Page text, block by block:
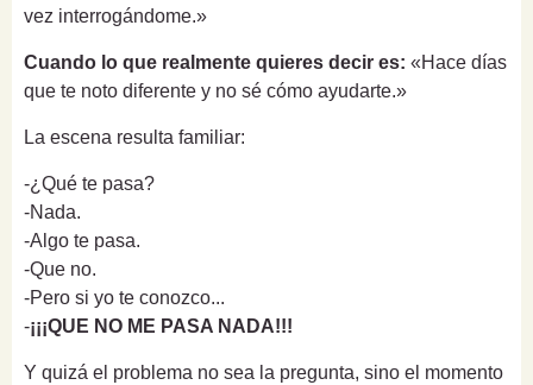
vez interrogándome.»
Cuando lo que realmente quieres decir es: «Hace días
que te noto diferente y no sé cómo ayudarte.»
La escena resulta familiar:
-¿Qué te pasa?
-Nada.
-Algo te pasa.
-Que no.
-Pero si yo te conozco...
-¡¡¡QUE NO ME PASA NADA!!!
Y quizá el problema no sea la pregunta, sino el momento